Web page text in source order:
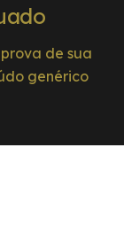
de sua
genérico